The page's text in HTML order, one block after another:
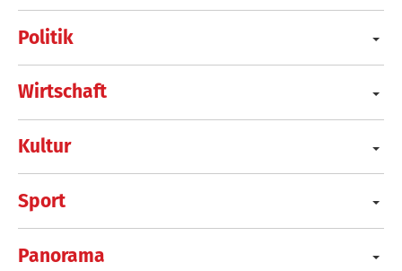
Politik
Wirtschaft
Kultur
Sport
Panorama